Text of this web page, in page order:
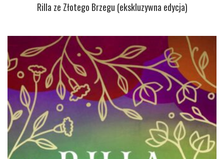
Rilla ze Złotego Brzegu (ekskluzywna edycja)